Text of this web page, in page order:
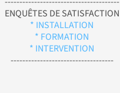
ENQUÊTES DE SATISFACTION
* INSTALLATION
* FORMATION
* INTERVENTION
-----------------------------------